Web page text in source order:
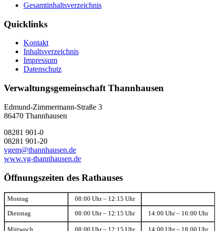
Gesamtinhaltsverzeichnis
Quicklinks
Kontakt
Inhaltsverzeichnis
Impressum
Datenschutz
Verwaltungsgemeinschaft Thannhausen
Edmund-Zimmermann-Straße 3
86470 Thannhausen
08281 901-0
08281 901-20
vgem@thannhausen.de
www.vg-thannhausen.de
Öffnungszeiten des Rathauses
Montag 08:00 Uhr – 12:15 Uhr
Dienstag 08:00 Uhr – 12:15 Uhr 14:00 Uhr – 16:00 Uhr